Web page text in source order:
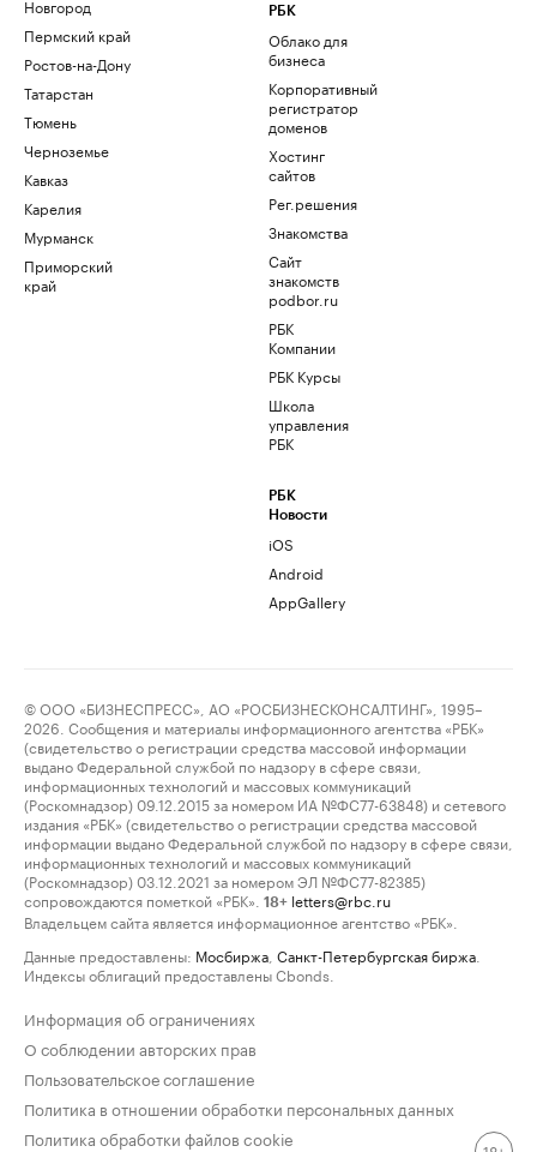
Новгород
Пермский край
Ростов-на-Дону
Татарстан
Тюмень
Черноземье
Кавказ
Карелия
Мурманск
Приморский
край
РБК
Облако для
бизнеса
Корпоративный
регистратор
доменов
Хостинг
сайтов
Рег.решения
Знакомства
Сайт
знакомств
podbor.ru
РБК
Компании
РБК Курсы
Школа
управления
РБК
РБК
Новости
iOS
Android
AppGallery
© ООО «БИЗНЕСПРЕСС», АО «РОСБИЗНЕСКОНСАЛТИНГ», 1995–
2026. Сообщения и материалы информационного агентства «РБК»
(свидетельство о регистрации средства массовой информации
выдано Федеральной службой по надзору в сфере связи,
информационных технологий и массовых коммуникаций
(Роскомнадзор) 09.12.2015 за номером ИА №ФС77-63848) и сетевого
издания «РБК» (свидетельство о регистрации средства массовой
информации выдано Федеральной службой по надзору в сфере связи,
информационных технологий и массовых коммуникаций
(Роскомнадзор) 03.12.2021 за номером ЭЛ №ФС77-82385)
сопровождаются пометкой «РБК».
18+ letters@rbc.ru
Владельцем сайта является информационное агентство «РБК».
Данные предоставлены: Мосбиржа Санкт-Петербургская биржа
Индексы облигаций предоставлены Cbonds.
Информация об ограничениях
О соблюдении авторских прав
Пользовательское соглашение
Политика в отношении обработки персональных данных
Политика обработки файлов cookie